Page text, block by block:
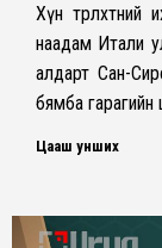
Хүн
наадам Итали
алдарт Сан-
бямба гарагийн
Цааш унших